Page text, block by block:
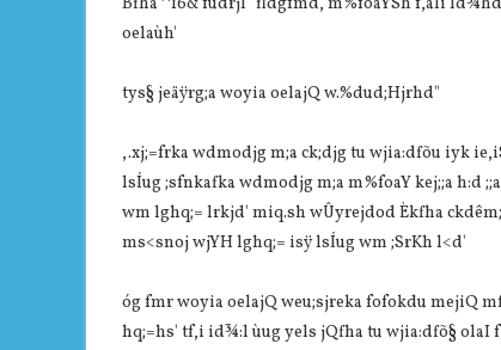
Bfha ^16& fudrjl" fldgfmd, m%foaYSh f,alï
oelaùh'
tys§ jeäÿrg;a woyia oelajQ w.%dud;Hjrhd"
,.xj;=frka wdmodjg m;a ck;djg tu wjia:dfõu iyk
lsÍug ;sfnkafka wdmodjg m;a m%foaY kej;;a h:d
wm lghq;= lrkjd' miq.sh wÛyrejdod Èkfha
ms<snoj wjYH lghq;= isÿ lsÍug wm ;SrKh l<d'
óg fmr woyia oelajQ weu;sjreka fofokdu mejiQ
hq;=hs' tf,i id¾:l ùug yels jQfha tu wjia:dfõ§ olaI